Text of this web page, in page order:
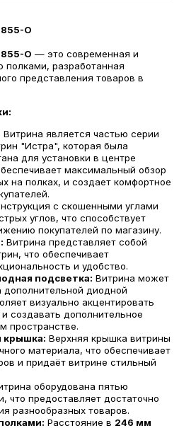
О
О — это современная и
полками, разработанная
представления товаров в
Витрина является частью серии
"Истра", которая была
для установки в центре
максимальный обзор
на полках, и создает комфортное
с скошенными углами
углов, что способствует
покупателей по магазину.
Витрина представляет собой
что обеспечивает
и удобство.
подсветка: Витрина может
дополнительной диодной
визуально акцентировать
создавать дополнительное
пространстве.
крышка: Верхняя крышка витрины
материала, что обеспечивает
и придаёт витрине стильный
оборудована пятью
что предоставляет достаточно
разнообразных товаров.
Расстояние в 246 мм